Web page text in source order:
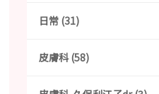
日常 (31)
皮膚科 (58)